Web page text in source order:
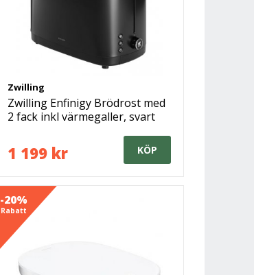
Zwilling
Zwilling Enfinigy Brödrost med
2 fack inkl värmegaller, svart
1 199 kr KÖP
-20%
Rabatt